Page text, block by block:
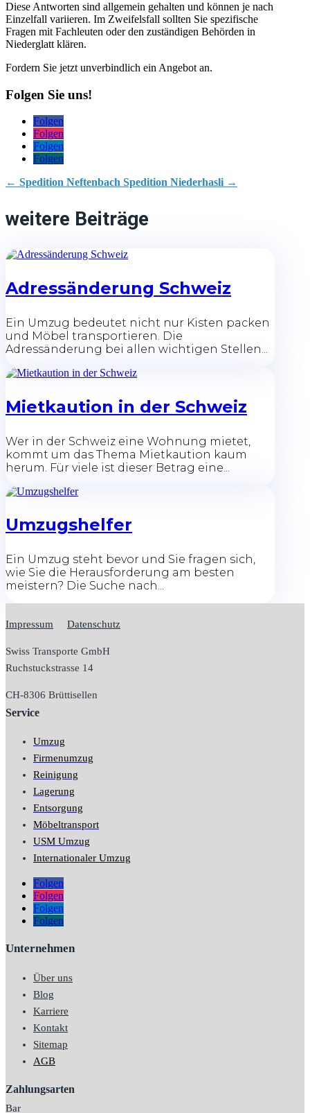
Diese Antworten sind allgemein gehalten und können je nach
Einzelfall variieren. Im Zweifelsfall sollten Sie spezifische
Fragen mit Fachleuten oder den zuständigen Behörden in
Niederglatt klären.
Fordern Sie jetzt unverbindlich ein Angebot an.
Folgen Sie uns!
Folgen
Folgen
Folgen
Folgen
← Spedition Neftenbach Spedition Niederhasli→
weitere Beiträge
Adressänderung Schweiz
Ein Umzug bedeutet nicht nur Kisten packen
und Möbel transportieren. Die
Adressänderung bei allen wichtigen Stellen...
Mietkaution in der Schweiz
Wer in der Schweiz eine Wohnung mietet,
kommt um das Thema Mietkaution kaum
herum. Für viele ist dieser Betrag eine...
Umzugshelfer
Ein Umzug steht bevor und Sie fragen sich,
wie Sie die Herausforderung am besten
meistern? Die Suche nach...
Impressum Datenschutz
Swiss Transporte GmbH
Ruchstuckstrasse 14
CH-8306 Brüttisellen
Service
Umzug
Firmenumzug
Reinigung
Lagerung
Entsorgung
Möbeltransport
USM Umzug
Internationaler Umzug
Folgen
Folgen
Folgen
Folgen
Unternehmen
Über uns
Blog
Karriere
Kontakt
Sitemap
AGB
Zahlungsarten
Bar